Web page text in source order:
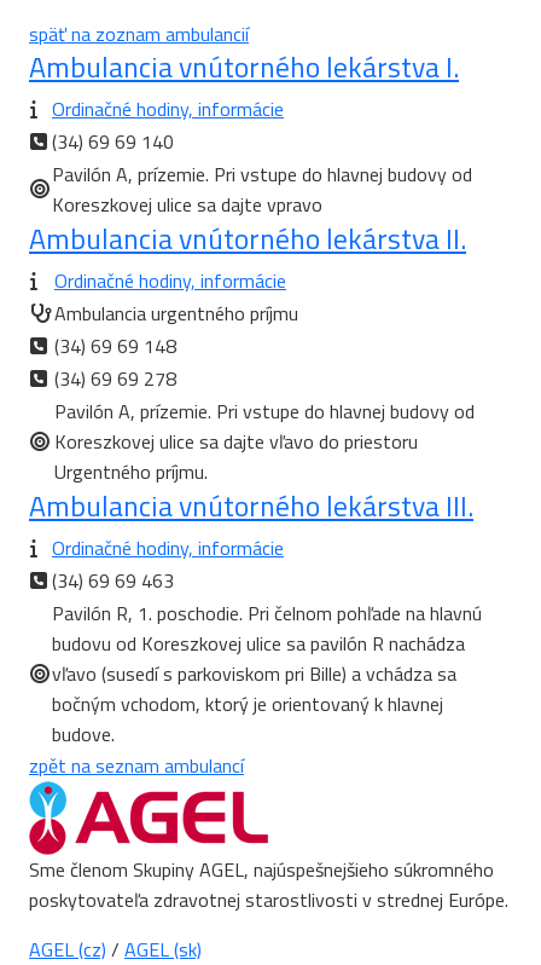
späť na zoznam ambulancií
Ambulancia vnútorného lekárstva I.
Ordinačné hodiny, informácie
(34) 69 69 140
Pavilón A, prízemie. Pri vstupe do hlavnej budovy od
Koreszkovej ulice sa dajte vpravo
Ambulancia vnútorného lekárstva II.
Ordinačné hodiny, informácie
Ambulancia urgentného príjmu
(34) 69 69 148
(34) 69 69 278
Pavilón A, prízemie. Pri vstupe do hlavnej budovy od
Koreszkovej ulice sa dajte vľavo do priestoru
Urgentného príjmu.
Ambulancia vnútorného lekárstva III.
Ordinačné hodiny, informácie
(34) 69 69 463
Pavilón R, 1. poschodie. Pri čelnom pohľade na hlavnú
budovu od Koreszkovej ulice sa pavilón R nachádza
vľavo (susedí s parkoviskom pri Bille) a vchádza sa
bočným vchodom, ktorý je orientovaný k hlavnej
budove.
zpět na seznam ambulancí
Sme členom Skupiny AGEL, najúspešnejšieho súkromného
poskytovateľa zdravotnej starostlivosti v strednej Európe.
AGEL (cz) / AGEL (sk)